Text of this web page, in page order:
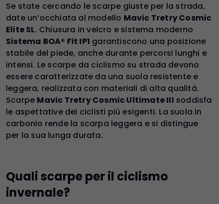
Se state cercando le scarpe giuste per la strada,
date un’occhiata al modello Mavic Tretry Cosmic
Elite SL. Chiusura in velcro e sistema moderno
Sistema BOA® Fit IP1 garantiscono una posizione
stabile del piede, anche durante percorsi lunghi e
intensi. Le scarpe da ciclismo su strada devono
essere caratterizzate da una suola resistente e
leggera, realizzata con materiali di alta qualità.
Scarpe Mavic Tretry Cosmic Ultimate III soddisfa
le aspettative dei ciclisti più esigenti. La suola in
carbonio rende la scarpa leggera e si distingue
per la sua lunga durata.
Quali scarpe per il ciclismo
invernale?